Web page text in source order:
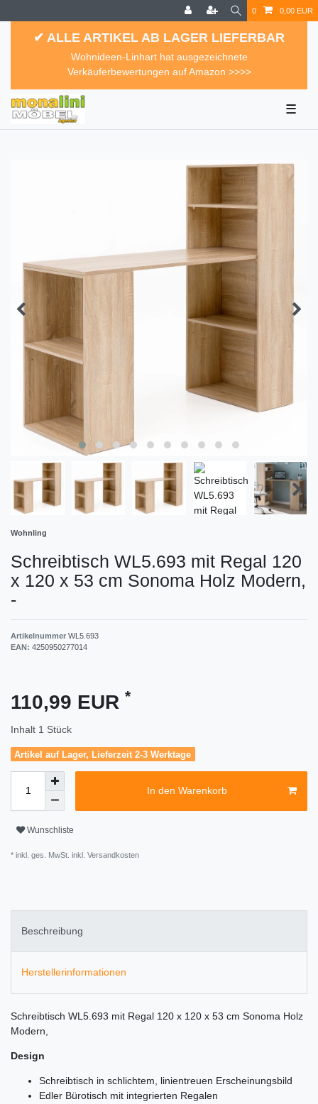
0 0,00 EUR
✔ ALLE ARTIKEL AB LAGER LIEFERBAR
Wohnideen-Linhart hat ausgezeichnete
Verkäuferbewertungen auf Amazon >>>>
☰
Wohnling
Schreibtisch WL5.693 mit Regal 120
x 120 x 53 cm Sonoma Holz Modern,
-
Artikelnummer WL5.693
EAN: 4250950277014
110,99 EUR *
Inhalt 1 Stück
Artikel auf Lager, Lieferzeit 2-3 Werktage
In den Warenkorb
Wunschliste
* inkl. ges. MwSt. inkl. Versandkosten
Beschreibung
Herstellerinformationen
Schreibtisch WL5.693 mit Regal 120 x 120 x 53 cm Sonoma Holz
Modern,
Design
Schreibtisch in schlichtem, linientreuen Erscheinungsbild
Edler Bürotisch mit integrierten Regalen